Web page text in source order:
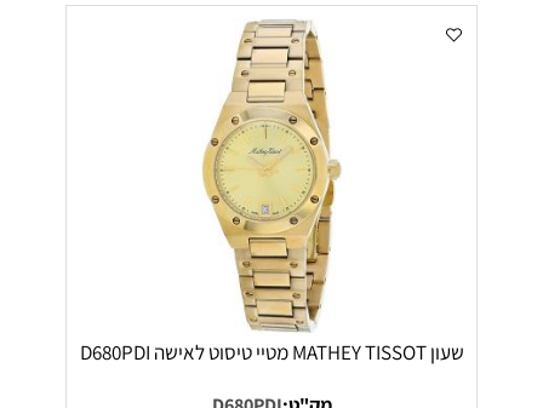
שעון MATHEY TISSOT מטיי טיסוט לאישה D680PDI